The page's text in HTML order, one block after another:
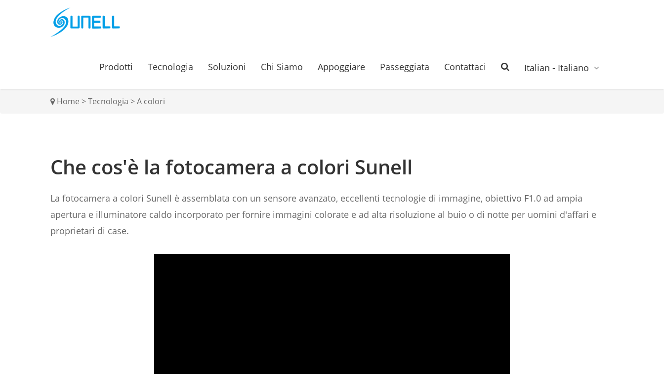
Prodotti Tecnologia Soluzioni Chi Siamo Appoggiare Passeggiata Contattaci Italian - Italiano
Home >Tecnologia >A colori
Che cos'è la fotocamera a colori Sunell
La fotocamera a colori Sunell è assemblata con un sensore avanzato, eccellenti tecnologie di immagine, obiettivo F1.0 ad ampia
apertura e illuminatore caldo incorporato per fornire immagini colorate e ad alta risoluzione al buio o di notte per uomini d'affari e
proprietari di case.